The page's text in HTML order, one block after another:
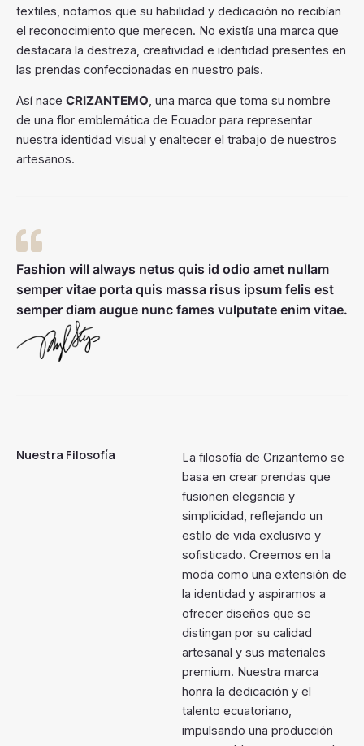
textiles, notamos que su habilidad y dedicación no recibían
el reconocimiento que merecen. No existía una marca que
destacara la destreza, creatividad e identidad presentes en
las prendas confeccionadas en nuestro país.
Así nace CRIZANTEMO, una marca que toma su nombre
de una flor emblemática de Ecuador para representar
nuestra identidad visual y enaltecer el trabajo de nuestros
artesanos.
Fashion will always netus quis id odio amet nullam
semper vitae porta quis massa risus ipsum felis est
semper diam augue nunc fames vulputate enim vitae.
Nuestra Filosofía
La filosofía de Crizantemo se
basa en crear prendas que
fusionen elegancia y
simplicidad, reflejando un
estilo de vida exclusivo y
sofisticado. Creemos en la
moda como una extensión de
la identidad y aspiramos a
ofrecer diseños que se
distingan por su calidad
artesanal y sus materiales
premium. Nuestra marca
honra la dedicación y el
talento ecuatoriano,
impulsando una producción